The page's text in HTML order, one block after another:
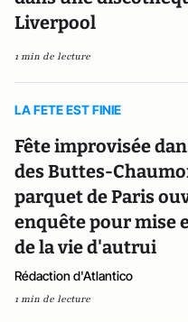
Liverpool
1 min de lecture
LA FETE EST FINIE
Fête improvisée
des Buttes-
parquet de Paris
enquête pour mise
de la vie d'autrui
Rédaction d'Atlantico
1 min de lecture